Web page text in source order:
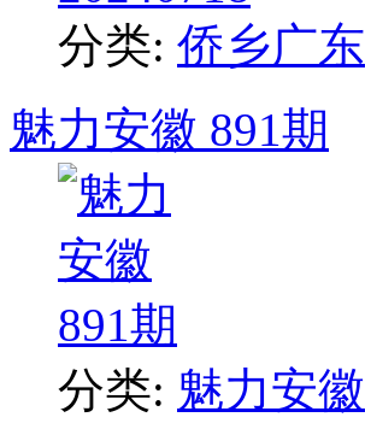
分类: 侨乡广东
魅力安徽 891期
分类: 魅力安徽